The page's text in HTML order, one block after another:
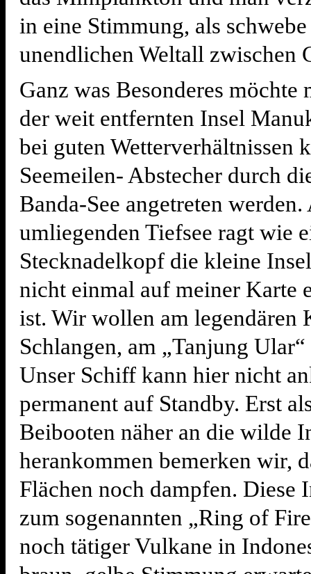
in eine Stimmung, als
unendlichen Weltall zwischen
Ganz was Besonderes möchte
der weit entfernten Insel
bei guten Wetterverhältnissen
Seemeilen- Abstecher durch
Banda-See angetreten werden.
umliegenden Tiefsee ragt wie
Stecknadelkopf die kleine
nicht einmal auf meiner Karte
ist. Wir wollen am legendären
Schlangen, am „Tanjung
Unser Schiff kann hier nicht
permanent auf Standby. Erst
Beibooten näher an die wilde
herankommen bemerken wir,
Flächen noch dampfen. Diese
zum sogenannten „Ring of
noch tätiger Vulkane in